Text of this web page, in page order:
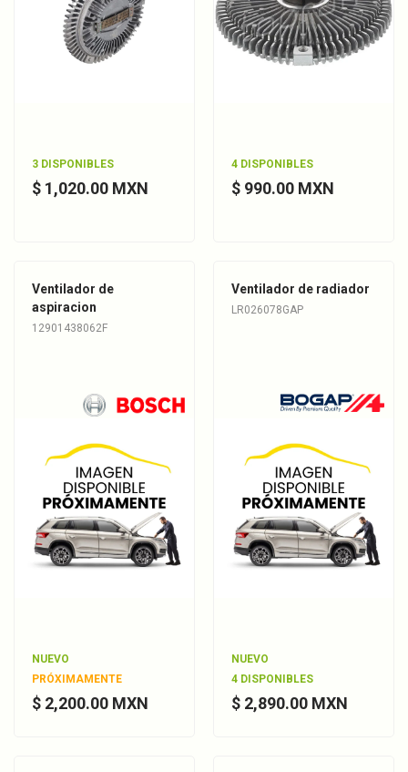
3 DISPONIBLES
$ 1,020.00 MXN
4 DISPONIBLES
$ 990.00 MXN
Ventilador de
aspiracion
12901438062F
NUEVO
PRÓXIMAMENTE
$ 2,200.00 MXN
Ventilador de radiador
LR026078GAP
NUEVO
4 DISPONIBLES
$ 2,890.00 MXN